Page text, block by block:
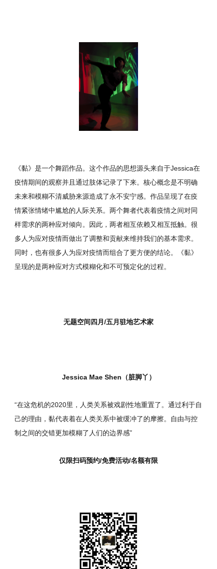
《黏》是一个舞蹈作品。这个作品的思想源头来自于Jessica在
疫情期间的观察并且通过肢体记录了下来。核心概念是不明确
未来和模糊不清威胁来源造成了永不安宁感。作品呈现了在疫
情紧张情绪中尴尬的人际关系。两个舞者代表着疫情之间对同
样需求的两种应对倾向。因此，两者相互依赖又相互抵触。很
多人为应对疫情而做出了调整和贡献来维持我们的基本需求。
同时，也有很多人为应对疫情而组合了更方便的结论。《黏》
呈现的是两种应对方式模糊化和不可预定化的过程。
无题空间四月/五月驻地艺术家
Jessica Mae Shen（脏脚丫）
“在这危机的2020里，人类关系被戏剧性地重置了。通过利于自
己的理由，黏代表着在人类关系中被缓冲了的摩擦。自由与控
制之间的交错更加模糊了人们的边界感”
仅限扫码预约/免费活动/名额有限